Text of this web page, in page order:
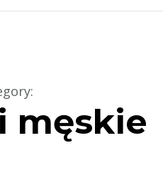
:
męskie